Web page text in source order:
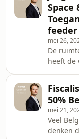
oprichter
in crypto,
Bitcoin
nieuwe
reviews,
legt h
Space
feeder
mei 26,
De
heeft de
niet-
en de
50%
mei 21,
Veel
denken